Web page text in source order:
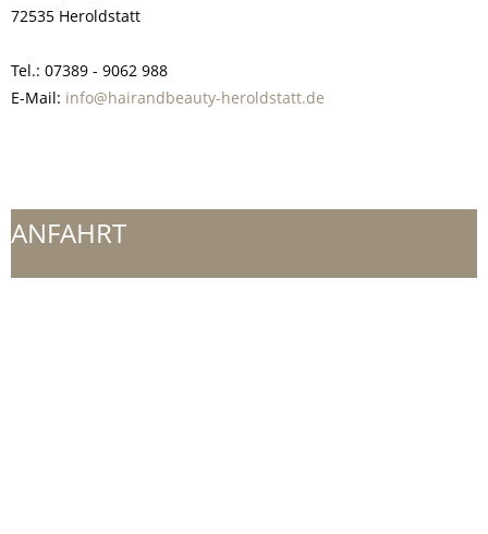
72535 Heroldstatt
Tel.: 07389 - 9062 988
E-Mail: info@hairandbeauty-heroldstatt.de
ANFAHRT